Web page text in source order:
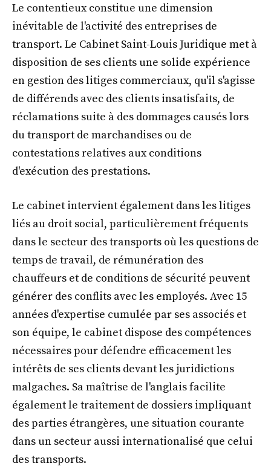
Le contentieux constitue une dimension
inévitable de l'activité des entreprises de
transport. Le Cabinet Saint-Louis Juridique met à
disposition de ses clients une solide expérience
en gestion des litiges commerciaux, qu'il s'agisse
de différends avec des clients insatisfaits, de
réclamations suite à des dommages causés lors
du transport de marchandises ou de
contestations relatives aux conditions
d'exécution des prestations.
Le cabinet intervient également dans les litiges
liés au droit social, particulièrement fréquents
dans le secteur des transports où les questions de
temps de travail, de rémunération des
chauffeurs et de conditions de sécurité peuvent
générer des conflits avec les employés. Avec 15
années d'expertise cumulée par ses associés et
son équipe, le cabinet dispose des compétences
nécessaires pour défendre efficacement les
intérêts de ses clients devant les juridictions
malgaches. Sa maîtrise de l'anglais facilite
également le traitement de dossiers impliquant
des parties étrangères, une situation courante
dans un secteur aussi internationalisé que celui
des transports.